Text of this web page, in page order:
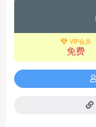
VIP会员
免费